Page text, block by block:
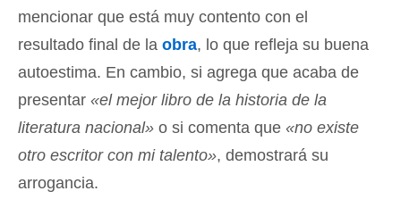
mencionar que está muy contento con el
resultado final de la obra, lo que refleja su buena
autoestima. En cambio, si agrega que acaba de
presentar «el mejor libro de la historia de la
literatura nacional» o si comenta que «no existe
otro escritor con mi talento», demostrará su
arrogancia.